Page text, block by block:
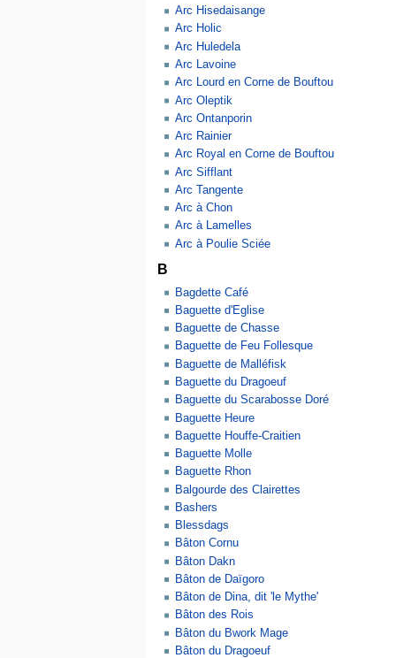
Arc Hisedaisange
Arc Holic
Arc Huledela
Arc Lavoine
Arc Lourd en Corne de Bouftou
Arc Oleptik
Arc Ontanporin
Arc Rainier
Arc Royal en Corne de Bouftou
Arc Sifflant
Arc Tangente
Arc à Chon
Arc à Lamelles
Arc à Poulie Sciée
B
Bagdette Café
Baguette d'Eglise
Baguette de Chasse
Baguette de Feu Follesque
Baguette de Malléfisk
Baguette du Dragoeuf
Baguette du Scarabosse Doré
Baguette Heure
Baguette Houffe-Craitien
Baguette Molle
Baguette Rhon
Balgourde des Clairettes
Bashers
Blessdags
Bâton Cornu
Bâton Dakn
Bâton de Daïgoro
Bâton de Dina, dit 'le Mythe'
Bâton des Rois
Bâton du Bwork Mage
Bâton du Dragoeuf